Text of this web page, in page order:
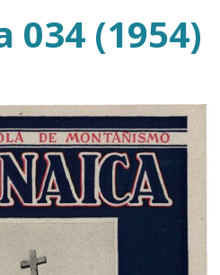
034 (1954)